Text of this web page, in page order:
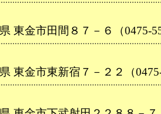
東金市田間８７－６（0475-
東金市東新宿７－２２（